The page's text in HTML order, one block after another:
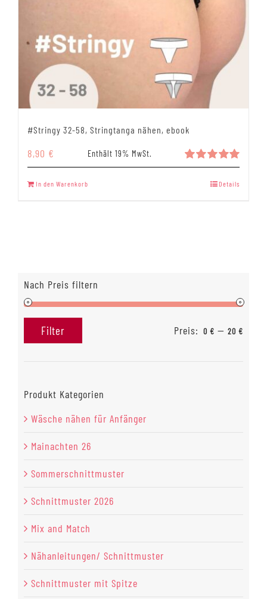
#Stringy 32-58, Stringtanga nähen, ebook
Bewertet
5.00
8,90 € Enthält 19% MwSt.
In den Warenkorb Details
Nach Preis filtern
Filter Preis: 0 € — 20 €
Produkt Kategorien
Wäsche nähen für Anfänger
Mainachten 26
Sommerschnittmuster
Schnittmuster 2026
Mix and Match
Nähanleitungen/ Schnittmuster
Schnittmuster mit Spitze